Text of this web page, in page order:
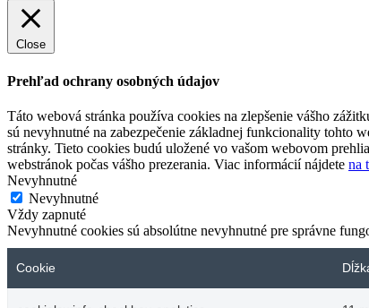
Close
Prehľad ochrany osobných údajov
Táto webová stránka používa cookies na zlepšenie vášho
sú nevyhnutné na zabezpečenie základnej funkcionality tohto
stránky. Tieto cookies budú uložené vo vašom webovom
webstránok počas vášho prezerania. Viac informácií nájdete na
Nevyhnutné
Nevyhnutné
Vždy zapnuté
Nevyhnutné cookies sú absolútne nevyhnutné pre správne
Cookie